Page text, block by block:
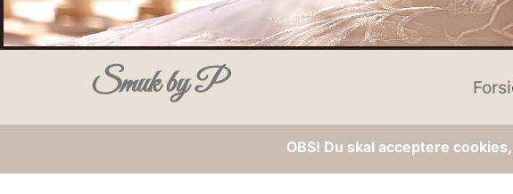
Smuk by P
OBS! Du skal acceptere